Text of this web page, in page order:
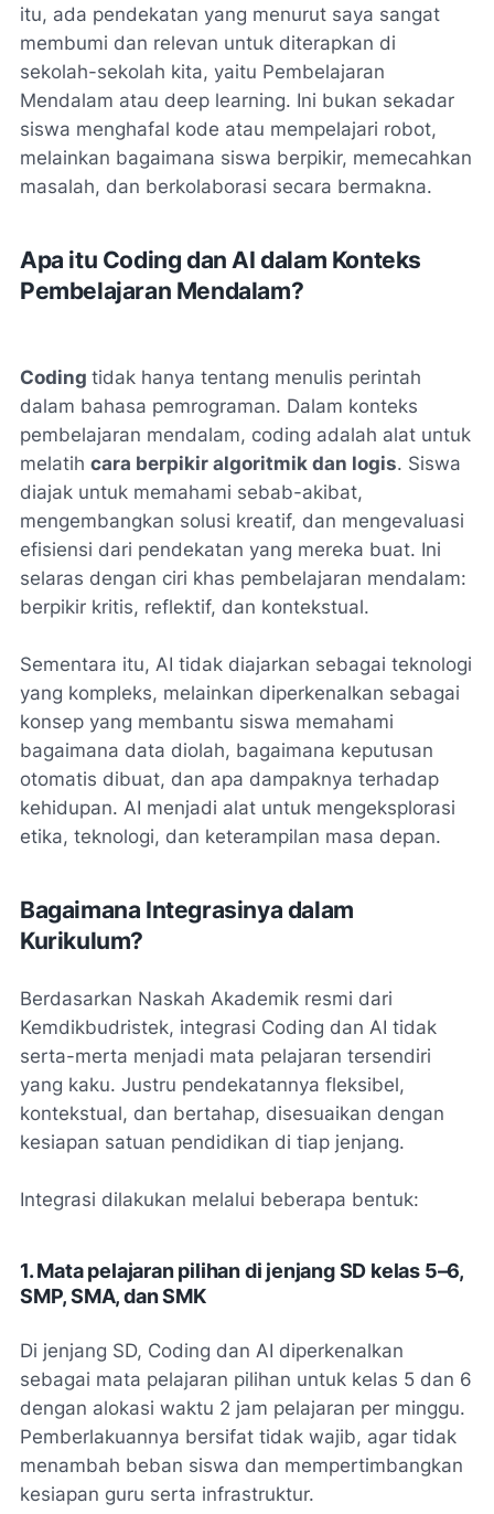
itu, ada pendekatan yang menurut saya sangat
membumi dan relevan untuk diterapkan di
sekolah-sekolah kita, yaitu Pembelajaran
Mendalam atau deep learning. Ini bukan sekadar
siswa menghafal kode atau mempelajari robot,
melainkan bagaimana siswa berpikir, memecahkan
masalah, dan berkolaborasi secara bermakna.
Apa itu Coding dan AI dalam Konteks
Pembelajaran Mendalam?
Coding tidak hanya tentang menulis perintah
dalam bahasa pemrograman. Dalam konteks
pembelajaran mendalam, coding adalah alat untuk
melatih cara berpikir algoritmik dan logis. Siswa
diajak untuk memahami sebab-akibat,
mengembangkan solusi kreatif, dan mengevaluasi
efisiensi dari pendekatan yang mereka buat. Ini
selaras dengan ciri khas pembelajaran mendalam:
berpikir kritis, reflektif, dan kontekstual.
Sementara itu, AI tidak diajarkan sebagai teknologi
yang kompleks, melainkan diperkenalkan sebagai
konsep yang membantu siswa memahami
bagaimana data diolah, bagaimana keputusan
otomatis dibuat, dan apa dampaknya terhadap
kehidupan. AI menjadi alat untuk mengeksplorasi
etika, teknologi, dan keterampilan masa depan.
Bagaimana Integrasinya dalam
Kurikulum?
Berdasarkan Naskah Akademik resmi dari
Kemdikbudristek, integrasi Coding dan AI tidak
serta-merta menjadi mata pelajaran tersendiri
yang kaku. Justru pendekatannya fleksibel,
kontekstual, dan bertahap, disesuaikan dengan
kesiapan satuan pendidikan di tiap jenjang.
Integrasi dilakukan melalui beberapa bentuk:
1. Mata pelajaran pilihan di jenjang SD kelas 5–6,
SMP, SMA, dan SMK
Di jenjang SD, Coding dan AI diperkenalkan
sebagai mata pelajaran pilihan untuk kelas 5 dan 6
dengan alokasi waktu 2 jam pelajaran per minggu.
Pemberlakuannya bersifat tidak wajib, agar tidak
menambah beban siswa dan mempertimbangkan
kesiapan guru serta infrastruktur.